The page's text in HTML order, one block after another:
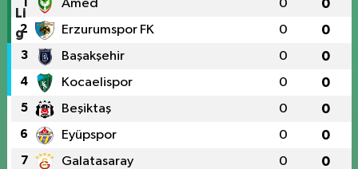
1 Amed 0 0
2 Erzurumspor FK 0 0
3 Başakşehir 0 0
4 Kocaelispor 0 0
5 Beşiktaş 0 0
6 Eyüpspor 0 0
7 Galatasaray 0 0